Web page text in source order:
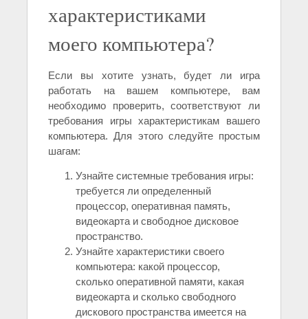
характеристиками
моего компьютера?
Если вы хотите узнать, будет ли игра
работать на вашем компьютере, вам
необходимо проверить, соответствуют ли
требования игры характеристикам вашего
компьютера. Для этого следуйте простым
шагам:
Узнайте системные требования игры:
требуется ли определенный
процессор, оперативная память,
видеокарта и свободное дисковое
пространство.
Узнайте характеристики своего
компьютера: какой процессор,
сколько оперативной памяти, какая
видеокарта и сколько свободного
дискового пространства имеется на